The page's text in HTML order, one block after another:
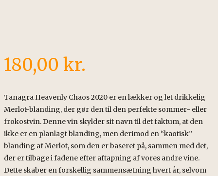
180,00 kr.
Tanagra Heavenly Chaos 2020 er en lækker og let drikkelig
Merlot-blanding, der gør den til den perfekte sommer- eller
frokostvin. Denne vin skylder sit navn til det faktum, at den
ikke er en planlagt blanding, men derimod en “kaotisk”
blanding af Merlot, som den er baseret på, sammen med det,
der er tilbage i fadene efter aftapning af vores andre vine.
Dette skaber en forskellig sammensætning hvert år, selvom